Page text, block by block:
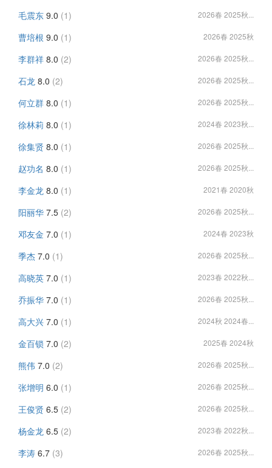
毛震东 9.0 (1) 2026春 2025秋...
曹培根 9.0 (1) 2026春 2025秋
李群祥 8.0 (2) 2026春 2025秋...
石龙 8.0 (2) 2026春 2025秋...
何立群 8.0 (1) 2026春 2025秋...
徐林莉 8.0 (1) 2024春 2023秋...
徐集贤 8.0 (1) 2026春 2025秋...
赵功名 8.0 (1) 2026春 2025秋...
李金龙 8.0 (1) 2021春 2020秋
阳丽华 7.5 (2) 2026春 2025秋...
邓友金 7.0 (1) 2024春 2023秋
季杰 7.0 (1) 2026春 2025秋...
高晓英 7.0 (1) 2023春 2022秋...
乔振华 7.0 (1) 2026春 2025秋...
高大兴 7.0 (1) 2024秋 2024春...
金百锁 7.0 (2) 2025春 2024秋
熊伟 7.0 (2) 2026春 2025秋...
张增明 6.0 (1) 2026春 2025秋...
王俊贤 6.5 (2) 2026春 2025秋...
杨金龙 6.5 (2) 2023春 2022秋...
李涛 6.7 (3) 2026春 2025秋...